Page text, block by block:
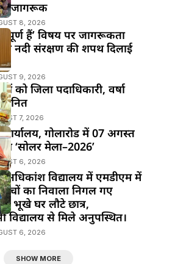
जागरूक
8, 2026
हैं’ विषय पर जागरूकता
को नदी संरक्षण की शपथ दिलाई
9, 2026
को जिला पदाधिकारी, वर्षा
7, 2026
गोलारोड में 07 अगस्त
‘सोलर मेला–2026’
6, 2026
विद्यालय में एमडीएम में
का निवाला निगल गए
में भूखे घर लौटे छात्र,
विद्यालय से मिले अनुपस्थित।
6, 2026
SHOW MORE